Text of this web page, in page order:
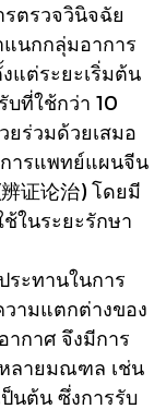
รตรวจวินิจฉัย
นกกลุ่มอาการ
แต่ระยะเริ่มต้น
ที่ใช้กว่า 10
ยร่วมด้วยเสมอ
ารแพทย์แผนจีน
证论治) โดยมี
ในระยะรักษา
ระทานในการ
วามแตกต่างของ
กาศ จึงมีการ
หลายมณฑล เช่น
ป็นต้น ซึ่งการรับ